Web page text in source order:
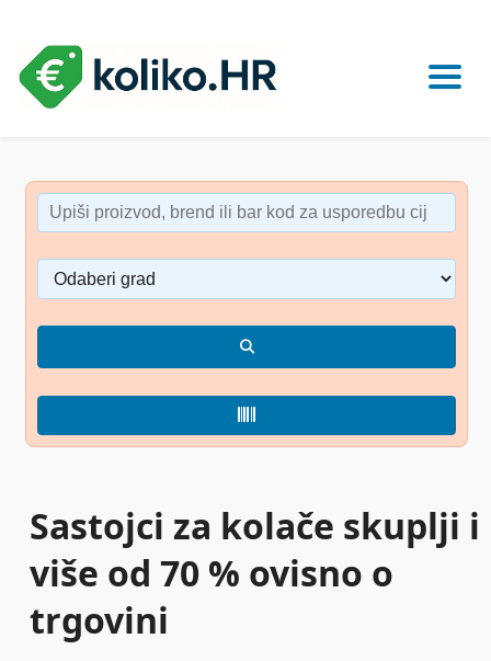
Sastojci za kolače skuplji i
više od 70 % ovisno o
trgovini